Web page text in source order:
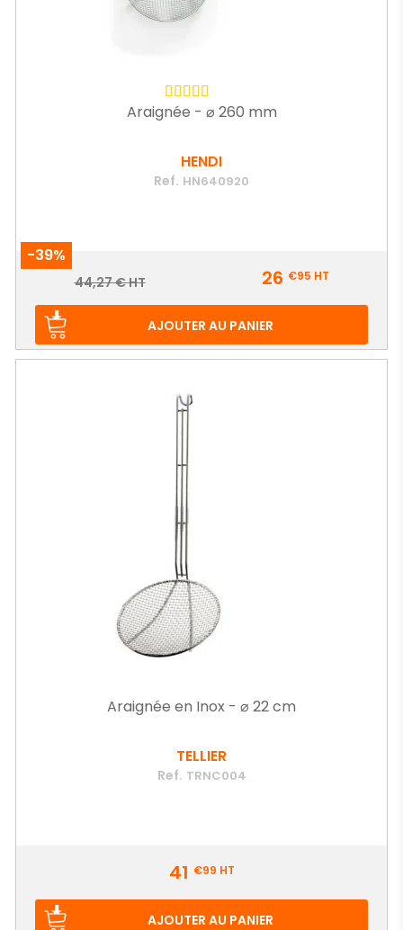
Araignée - ⌀ 260 mm
HENDI
Ref. HN640920
-39%
Prix
Prix
44,27 € HT 26 €95 HT
AJOUTER AU PANIER
Araignée en Inox - ⌀ 22 cm
TELLIER
Ref. TRNC004
41 €99 HT
AJOUTER AU PANIER